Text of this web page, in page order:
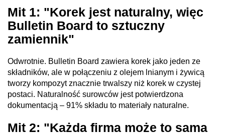
Mit 1: "Korek jest naturalny, więc
Bulletin Board to sztuczny
zamiennik"
Odwrotnie. Bulletin Board zawiera korek jako jeden ze
składników, ale w połączeniu z olejem lnianym i żywicą
tworzy kompozyt znacznie trwalszy niż korek w czystej
postaci. Naturalność surowców jest potwierdzona
dokumentacją – 91% składu to materiały naturalne.
Mit 2: "Każda firma może to sama